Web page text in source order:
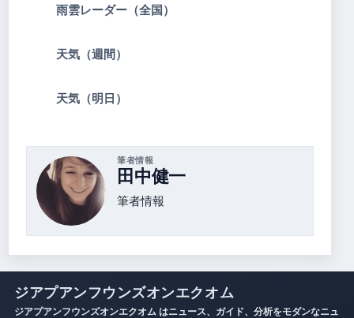
雨雲レーダー（全国）
天気（週間）
天気（明日）
筆者情報
田中健一
筆者情報
ジアプアンフウンズオンエクオム
ジアプアンフウンズオンエクオム はニュース、ガイド、分析をモダンなニュ